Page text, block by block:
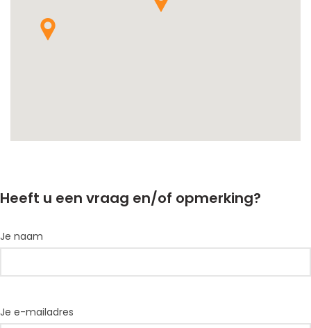
Heeft u een vraag en/of opmerking?
Je naam
Je e-mailadres